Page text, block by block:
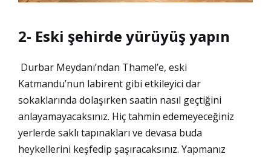
2- Eski şehirde yürüyüş yapın
Durbar Meydanı’ndan Thamel’e, eski
Katmandu’nun labirent gibi etkileyici dar
sokaklarında dolaşırken saatin nasıl geçtiğini
anlayamayacaksınız. Hiç tahmin edemeyeceğiniz
yerlerde saklı tapınakları ve devasa buda
heykellerini keşfedip şaşıracaksınız. Yapmanız